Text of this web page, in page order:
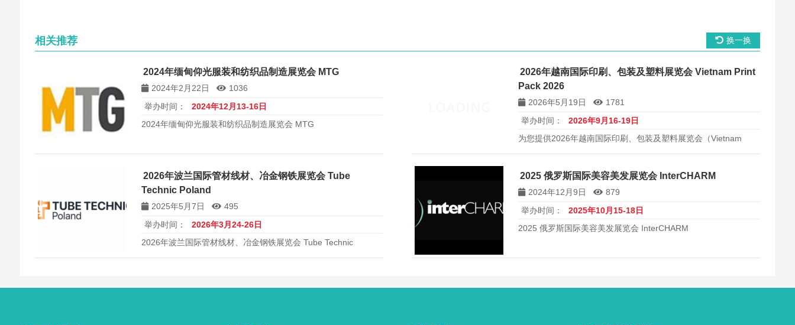
相关推荐 换一换
2024年缅甸仰光服装和纺织品制造展览会 MTG
2024年2月22日
1036
举办时间：
2024年12月13-16日
2024年缅甸仰光服装和纺织品制造展览会 MTG
2026年越南国际印刷、包装及塑料展览会 Vietnam Print
Pack 2026
2026年5月19日
1781
举办时间：
2026年9月16-19日
为您提供2026年越南国际印刷、包装及塑料展览会（Vietnam
全球包装机械市场。
2026年波兰国际管材线材、冶金钢铁展览会 Tube
Technic Poland
2025年5月7日
495
举办时间：
2026年3月24-26日
2026年波兰国际管材线材、冶金钢铁展览会 Tube Technic
2025 俄罗斯国际美容美发展览会 InterCHARM
2024年12月9日
879
举办时间：
2025年10月15-18日
2025 俄罗斯国际美容美发展览会 InterCHARM